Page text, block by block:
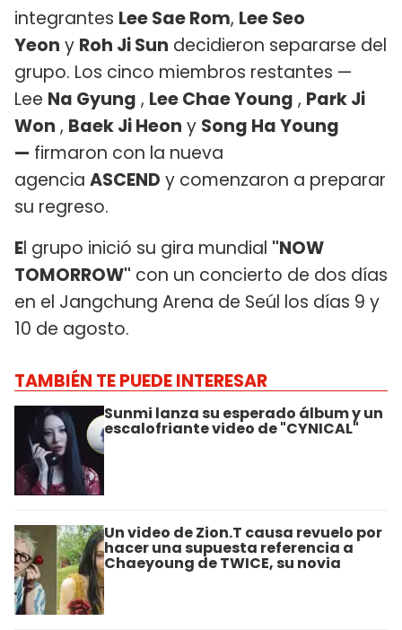
integrantes Lee Sae Rom, Lee Seo
Yeon y Roh Ji Sun decidieron separarse del
grupo. Los cinco miembros restantes —
Lee Na Gyung , Lee Chae Young , Park Ji
Won , Baek Ji Heon y Song Ha Young
— firmaron con la nueva
agencia ASCEND y comenzaron a preparar
su regreso.
El grupo inició su gira mundial "NOW
TOMORROW" con un concierto de dos días
en el Jangchung Arena de Seúl los días 9 y
10 de agosto.
TAMBIÉN TE PUEDE INTERESAR
Sunmi lanza su esperado álbum y un
escalofriante video de "CYNICAL"
Un video de Zion.T causa revuelo por
hacer una supuesta referencia a
Chaeyoung de TWICE, su novia